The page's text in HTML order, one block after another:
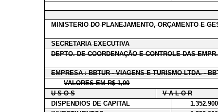
MINISTERIO DO PLANEJAMENTO, ORÇAMENTO E
SECRETARIA EXECUTIVA
DEPTO. DE COORDENAÇÃO E CONTROLE DAS
EMPRESA : BBTUR - VIAGENS E TURISMO LTDA. -
VALORES EM R$ 1,00
U S O S
V A L O R
DISPENDIOS DE CAPITAL
1.352.900